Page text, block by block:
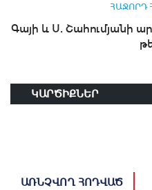
ՀԱՋՈՐԴ
Գայի և Ս. Շահումյանի
ԿԱՐԾԻՔՆԵՐ
ԱՌՆՉՎՈՂ ՀՈԴՎԱԾ